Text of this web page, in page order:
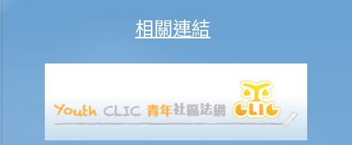
1. 我的父親多年前去世，生前沒有立遺囑。我的母親沒有取得遺產管理
書，現在也已經去世了，同樣生前沒有立遺囑。我應該怎麼處理我父母
的遺產？
2. 在遺產代理人不在香港的情況下作出的授予
相關連結